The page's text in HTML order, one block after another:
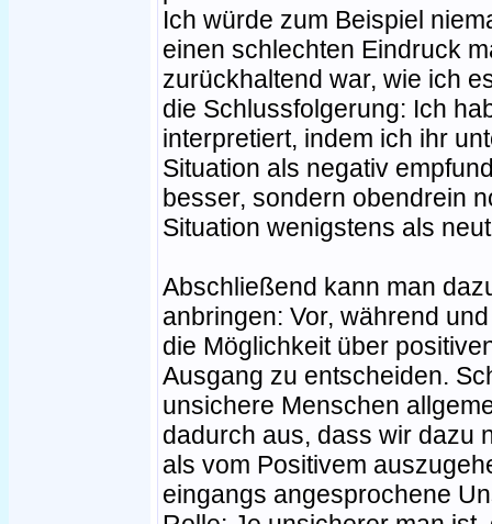
Ich würde zum Beispiel
einen schlechten Eindruck
zurückhaltend war, wie ich
die Schlussfolgerung: Ich
interpretiert, indem ich ihr
Situation als negativ
besser, sondern obendrein
Situation wenigstens als
Abschließend kann man
anbringen: Vor, während
die Möglichkeit über
Ausgang zu entscheiden.
unsichere Menschen
dadurch aus, dass wir dazu
als vom Positivem
eingangs angesprochene